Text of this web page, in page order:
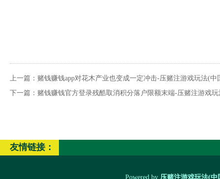
上一篇： 赌钱赚钱app对花木产业也变成一定冲击-压赌注游戏玩法(中
下一篇： 赌钱赚钱官方登录残酷取消积分落户限额末端-压赌注游戏
友情链接：
Powered by 压赌注游戏玩法(中